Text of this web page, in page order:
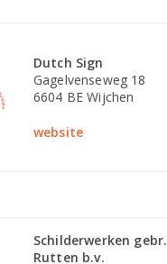
Dutch Sign
Gagelvenseweg 18
6604 BE Wijchen
website
Schilderwerken gebr.
Rutten b.v.